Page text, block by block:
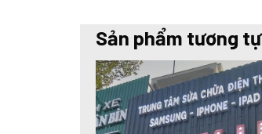
Sản phẩm tương tự